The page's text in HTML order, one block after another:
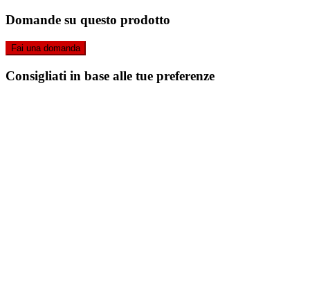
Domande su questo prodotto
Fai una domanda
Consigliati in base alle tue preferenze